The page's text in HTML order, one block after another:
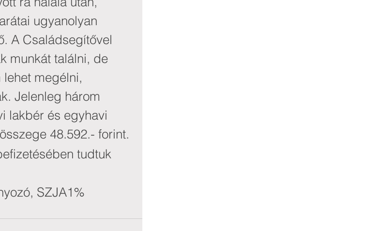
ugyanolyan
A Családsegítővel
munkát találni, de
megélni,
Jelenleg három
lakbér és egyhavi
48.592.- forint.
tudtuk
SZJA1%